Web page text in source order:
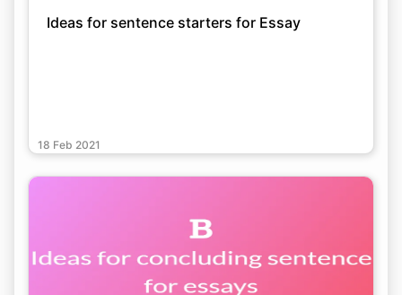
Ideas for sentence starters for Essay
18 Feb 2021